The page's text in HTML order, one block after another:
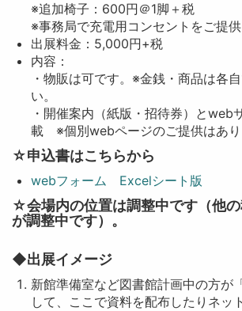
※追加椅子：600円＠1脚＋税
※事務局で充電用コンセントをご提
出展料金：5,000円+税
内容：
・物販は可です。※金銭・商品は各
い。
・開催案内（紙版・招待券）とweb
載 ※個別webページのご提供はあり
☆申込書はこちらから
webフォーム Excelシート版
☆会場内の位置は調整中です（他
が調整中です）。
◆出展イメージ
新館準備室など図書館計画中の方が
して、ここで資料を配布したりネッ